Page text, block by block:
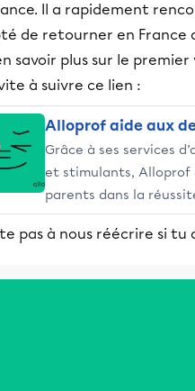
Il a rapidement
de retourner en France
savoir plus sur le
à suivre ce lien :
Alloprof aide aux
Grâce à ses services
et stimulants, Alloprof
parents dans la
pas à nous réécrire si tu